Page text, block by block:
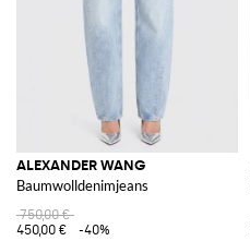
ALEXANDER WANG
Baumwolldenimjeans
750,00 €
450,00 €
-40%